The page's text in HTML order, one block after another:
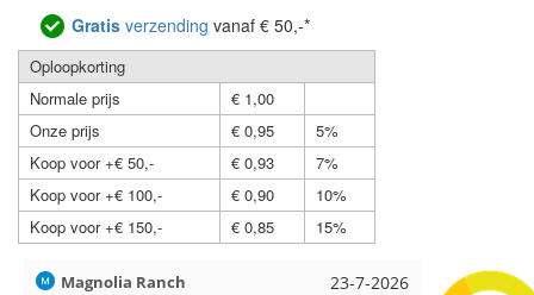
Gratis verzending vanaf € 50,-*
Oploopkorting
Normale prijs
€ 1,00
Onze prijs
€ 0,95
5%
Koop voor +€ 50,-
€ 0,93
7%
Koop voor +€ 100,-
€ 0,90
10%
Koop voor +€ 150,-
€ 0,85 15%
17-7-2026
Hilde uit Loyers Loes uit